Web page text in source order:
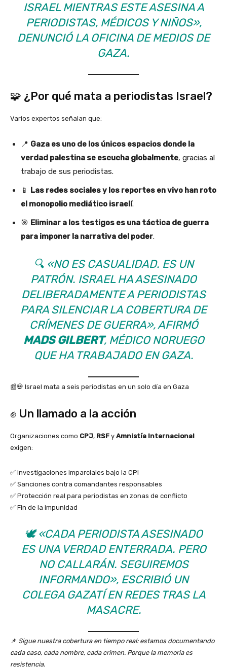
ISRAEL MIENTRAS ESTE ASESINA A
PERIODISTAS, MÉDICOS Y NIÑOS»,
DENUNCIÓ LA OFICINA DE MEDIOS DE
GAZA.
🧩 ¿Por qué mata a periodistas Israel?
Varios expertos señalan que:
📍 Gaza es uno de los únicos espacios donde la
verdad palestina se escucha globalmente, gracias al
trabajo de sus periodistas.
📱 Las redes sociales y los reportes en vivo han roto
el monopolio mediático israelí.
🎯 Eliminar a los testigos es una táctica de guerra
para imponer la narrativa del poder.
🔍 «NO ES CASUALIDAD. ES UN
PATRÓN. ISRAEL HA ASESINADO
DELIBERADAMENTE A PERIODISTAS
PARA SILENCIAR LA COBERTURA DE
CRÍMENES DE GUERRA», AFIRMÓ
MADS GILBERT, MÉDICO NORUEGO
QUE HA TRABAJADO EN GAZA.
📰💀 Israel mata a seis periodistas en un solo día en Gaza
✊ Un llamado a la acción
Organizaciones como CPJ, RSF y Amnistía Internacional
exigen:
✅ Investigaciones imparciales bajo la CPI
✅ Sanciones contra comandantes responsables
✅ Protección real para periodistas en zonas de conflicto
✅ Fin de la impunidad
🕊️«CADA PERIODISTA ASESINADO
ES UNA VERDAD ENTERRADA. PERO
NO CALLARÁN. SEGUIREMOS
INFORMANDO», ESCRIBIÓ UN
COLEGA GAZATÍ EN REDES TRAS LA
MASACRE.
📌 Sigue nuestra cobertura en tiempo real: estamos documentando
cada caso, cada nombre, cada crimen. Porque la memoria es
resistencia.